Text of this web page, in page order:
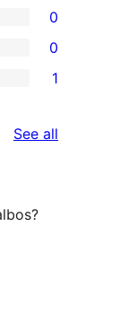
0
0
1
See all